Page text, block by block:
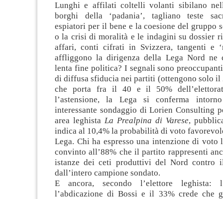
Lunghi e affilati coltelli volanti sibilano
borghi della ‘padania’, tagliano teste
espiatori per il bene e la coesione del gruppo
o la crisi di moralità e le indagini su dossier
affari, conti cifrati in Svizzera, tangenti e
affliggono la dirigenza della Lega Nord ne
lenta fine politica? I segnali sono
di diffusa sfiducia nei partiti (ottengono solo il
che porta fra il 40 e il 50%
l’astensione, la Lega si conferma
interessante sondaggio di Lorien Consulting
area leghista La Prealpina di Varese,
indica al 10,4% la probabilità di voto
Lega. Chi ha espresso una intenzione di voto
convinto all’88% che il partito rappresenti
istanze dei ceti produttivi del Nord contro
dall’intero campione sondato.
E ancora, secondo l’elettore leghista:
l’abdicazione di Bossi e il 33% crede che